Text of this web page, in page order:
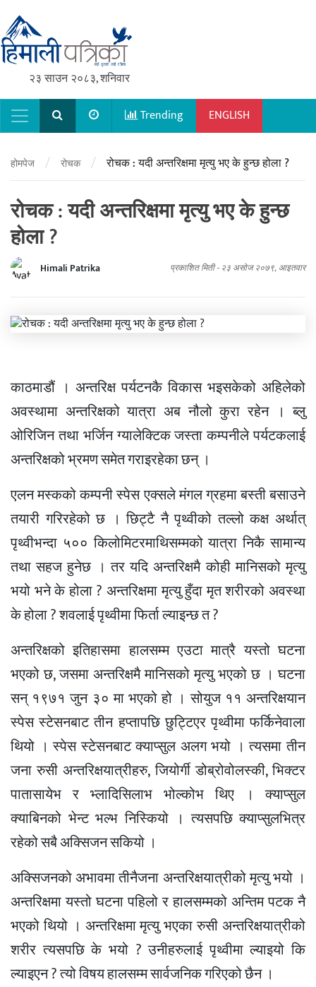
२३ साउन २०८३, शनिवार
Main NavigationTrending ENGLISH
होमपेज / रोचक / रोचक : यदी अन्तरिक्षमा मृत्यु भए के हुन्छ होला ?
रोचक : यदी अन्तरिक्षमा मृत्यु भए के हुन्छ
होला ?
Himali Patrika प्रकाशित मिती - २३ असोज २०७९, आइतवार
काठमाडौं । अन्तरिक्ष पर्यटनकै विकास भइसकेको अहिलेको
अवस्थामा अन्तरिक्षको यात्रा अब नौलो कुरा रहेन । ब्लु
ओरिजिन तथा भर्जिन ग्यालेक्टिक जस्ता कम्पनीले पर्यटकलाई
अन्तरिक्षको भ्रमण समेत गराइरहेका छन् ।
एलन मस्कको कम्पनी स्पेस एक्सले मंगल ग्रहमा बस्ती बसाउने
तयारी गरिरहेको छ । छिट्टै नै पृथ्वीको तल्लो कक्ष अर्थात्
पृथ्वीभन्दा ५०० किलोमिटरमाथिसम्मको यात्रा निकै सामान्य
तथा सहज हुनेछ । तर यदि अन्तरिक्षमै कोही मानिसको मृत्यु
भयो भने के होला ? अन्तरिक्षमा मृत्यु हुँदा मृत शरीरको अवस्था
के होला ? शवलाई पृथ्वीमा फिर्ता ल्याइन्छ त ?
अन्तरिक्षको इतिहासमा हालसम्म एउटा मात्रै यस्तो घटना
भएको छ, जसमा अन्तरिक्षमै मानिसको मृत्यु भएको छ । घटना
सन् १९७१ जुन ३० मा भएको हो । सोयुज ११ अन्तरिक्षयान
स्पेस स्टेसनबाट तीन हप्तापछि छुट्टिएर पृथ्वीमा फर्किनेवाला
थियो । स्पेस स्टेसनबाट क्याप्सुल अलग भयो । त्यसमा तीन
जना रुसी अन्तरिक्षयात्रीहरु, जियोर्गी डोब्रोवोलस्की, भिक्टर
पातासायेभ र भ्लादिसिलाभ भोल्कोभ थिए । क्याप्सुल
क्याबिनको भेन्ट भल्भ निस्कियो । त्यसपछि क्याप्सुलभित्र
रहेको सबै अक्सिजन सकियो ।
अक्सिजनको अभावमा तीनैजना अन्तरिक्षयात्रीको मृत्यु भयो ।
अन्तरिक्षमा यस्तो घटना पहिलो र हालसम्मको अन्तिम पटक नै
भएको थियो । अन्तरिक्षमा मृत्यु भएका रुसी अन्तरिक्षयात्रीको
शरीर त्यसपछि के भयो ? उनीहरुलाई पृथ्वीमा ल्याइयो कि
ल्याइएन ? त्यो विषय हालसम्म सार्वजनिक गरिएको छैन ।